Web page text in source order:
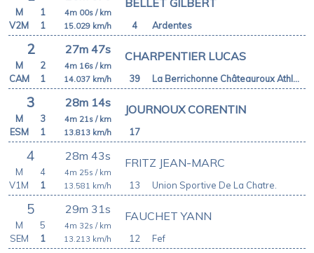
4
4m 00s / km
15.029 km/h
M
1
V2M
1 Ardentes
2 27m 47s
39
CHARPENTIER LUCAS
4m 16s / km
14.037 km/h
M
2
CAM
1 La Berrichonne Châteauroux Athlétisme
3 28m 14s
17
JOURNOUX CORENTIN
4m 21s / km
13.813 km/h
M
3
ESM
1
4 28m 43s
13
FRITZ JEAN-MARC
4m 25s / km
13.581 km/h
M
4
V1M
1 Union Sportive De La Chatre.
5 29m 31s
12
FAUCHET YANN
4m 32s / km
13.213 km/h
M
5
SEM
1 Fef